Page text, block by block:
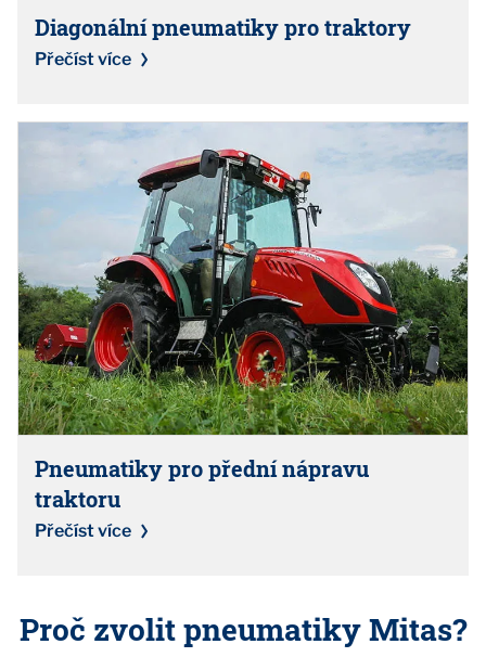
Diagonální pneumatiky pro traktory
Přečíst více
Pneumatiky pro přední nápravu
traktoru
Přečíst více
Proč zvolit pneumatiky Mitas?